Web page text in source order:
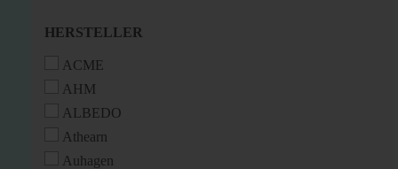
HERSTELLER
HERSTELLER
ACME
AHM
ALBEDO
Athearn
Auhagen